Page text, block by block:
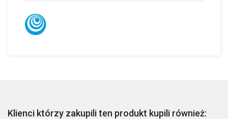
Klienci którzy zakupili ten produkt kupili również: